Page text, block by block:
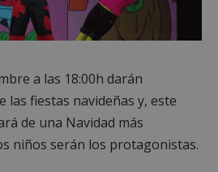
a las 18:00h darán
las fiestas navideñas y, este
de una Navidad más
niños serán los protagonistas.